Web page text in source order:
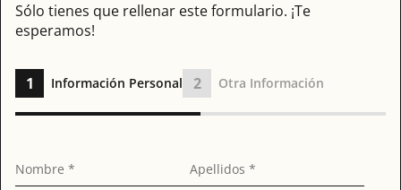
Sólo tienes que rellenar este formulario. ¡Te
esperamos!
1 Información Personal 2 Otra Información
Nombre * Apellidos *